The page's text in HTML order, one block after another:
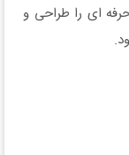
ای را طراحی و